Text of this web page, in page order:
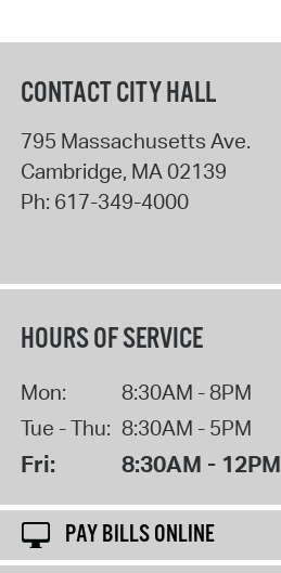
CONTACT CITY HALL
795 Massachusetts Ave.
Cambridge, MA02139
Ph: 617-349-4000
HOURS OF SERVICE
Mon:
8:30AM - 8PM
Tue - Thu: 8:30AM - 5PM
Fri: 8:30AM - 12PM
PAY BILLS ONLINE